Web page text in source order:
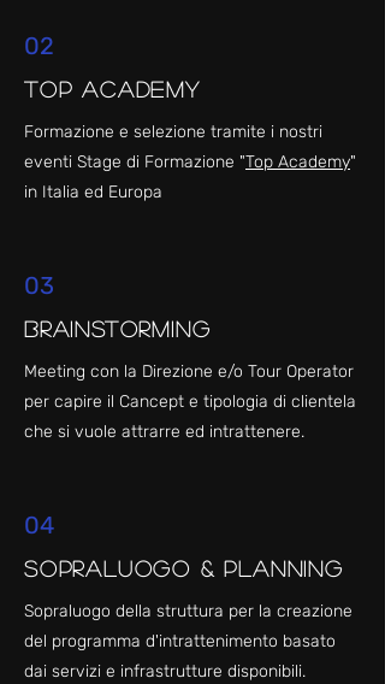
02
Top Academy
Formazione e selezione tramite i nostri
eventi Stage di Formazione "Top Academy"
in Italia ed Europa
03
Brainstorming
Meeting con la Direzione e/o Tour Operator
per capire il Cancept e tipologia di clientela
che si vuole attrarre ed intrattenere.
04
Sopraluogo & Planning
Sopraluogo della struttura per la creazione
del programma d'intrattenimento basato
dai servizi e infrastrutture disponibili.